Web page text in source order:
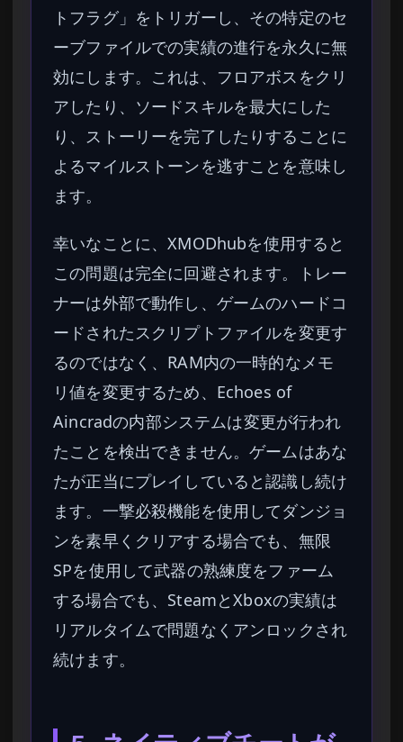
トフラグ」をトリガーし、その特定のセ
ーブファイルでの実績の進行を永久に無
効にします。これは、フロアボスをクリ
アしたり、ソードスキルを最大にした
り、ストーリーを完了したりすることに
よるマイルストーンを逃すことを意味し
ます。
幸いなことに、XMODhubを使用すると
この問題は完全に回避されます。トレー
ナーは外部で動作し、ゲームのハードコ
ードされたスクリプトファイルを変更す
るのではなく、RAM内の一時的なメモ
リ値を変更するため、Echoes of
Aincradの内部システムは変更が行われ
たことを検出できません。ゲームはあな
たが正当にプレイしていると認識し続け
ます。一撃必殺機能を使用してダンジョ
ンを素早くクリアする場合でも、無限
SPを使用して武器の熟練度をファーム
する場合でも、SteamとXboxの実績は
リアルタイムで問題なくアンロックされ
続けます。